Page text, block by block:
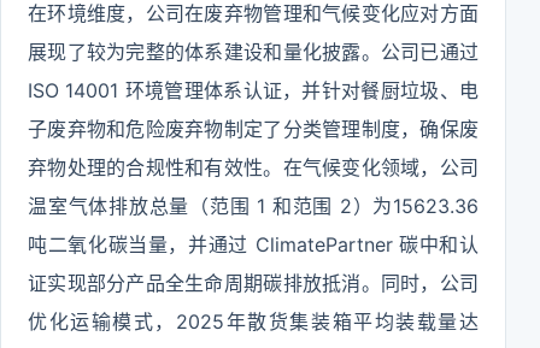
在环境维度，公司在废弃物管理和气候变化应对方面
展现了较为完整的体系建设和量化披露。公司已通过
ISO 14001 环境管理体系认证，并针对餐厨垃圾、电
子废弃物和危险废弃物制定了分类管理制度，确保废
弃物处理的合规性和有效性。在气候变化领域，公司
温室气体排放总量（范围 1 和范围 2）为15623.36
吨二氧化碳当量，并通过 ClimatePartner 碳中和认
证实现部分产品全生命周期碳排放抵消。同时，公司
优化运输模式，2025年散货集装箱平均装载量达